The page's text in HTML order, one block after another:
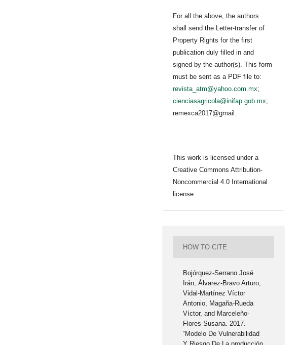
For all the above, the authors
shall send the Letter-transfer of
Property Rights for the first
publication duly filled in and
signed by the author(s). This form
must be sent as a PDF file to:
revista_atm@yahoo.com.mx;
cienciasagricola@inifap.gob.mx;
remexca2017@gmail.
This work is licensed under a
Creative Commons Attribution-
Noncommercial 4.0 International
license.
HOW TO CITE
Bojórquez-Serrano José
Irán, Álvarez-Bravo Arturo,
Vidal-Martínez Víctor
Antonio, Magaña-Rueda
Víctor, and Marceleño-
Flores Susana. 2017.
“Modelo De Vulnerabilidad